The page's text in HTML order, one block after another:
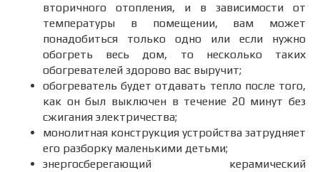
вторичного отопления, и в зависимости от
температуры в помещении, вам может
понадобиться только одно или если нужно
обогреть весь дом, то несколько таких
обогревателей здорово вас выручит;
обогреватель будет отдавать тепло после того,
как он был выключен в течение 20 минут без
сжигания электричества;
монолитная конструкция устройства затрудняет
его разборку маленькими детьми;
энергосберегающий керамический